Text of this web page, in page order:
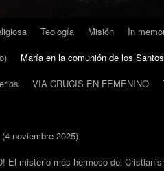
Teología Misión In
María en la comunión de los Santos
VIA CRUCIS EN FEMENINO
noviembre 2025)
El misterio más hermoso del